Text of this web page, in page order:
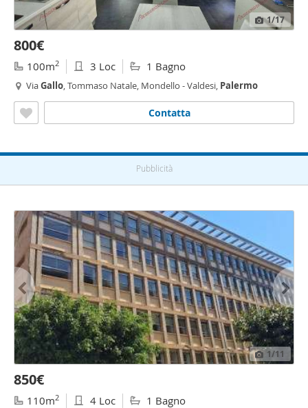
1/17
800€
100m2 3 Loc 1 Bagno
ViaGallo, Tommaso Natale, Mondello - Valdesi, Palermo
Contatta
Pubblicità
1/11
850€
110m2 4 Loc 1 Bagno